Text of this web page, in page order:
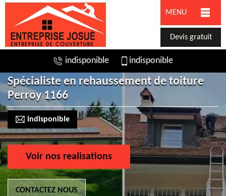
MENU
Devis gratuit
indisponible indisponible
Spécialiste en rehaussement de toiture
Perroy 1166
indisponible
Voir nos realisations
CONTACTEZ NOUS